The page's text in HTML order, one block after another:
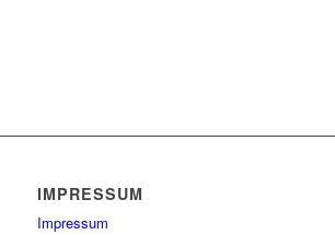
IMPRESSUM
Impressum